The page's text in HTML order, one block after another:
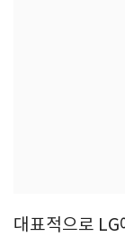
대표적으로